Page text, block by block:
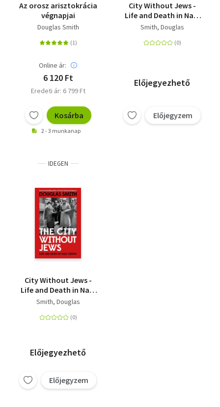
Az orosz arisztokrácia
végnapjai
Douglas Smith
Online ár:
6 120 Ft
Eredeti ár: 6 799 Ft
Kosárba
2 - 3 munkanap
City Without Jews -
Life and Death in Nazi
Vienna
Smith, Douglas
Előjegyezhető
Előjegyzem
IDEGEN
City Without Jews -
Life and Death in Nazi
Vienna
Smith, Douglas
Előjegyezhető
Előjegyzem